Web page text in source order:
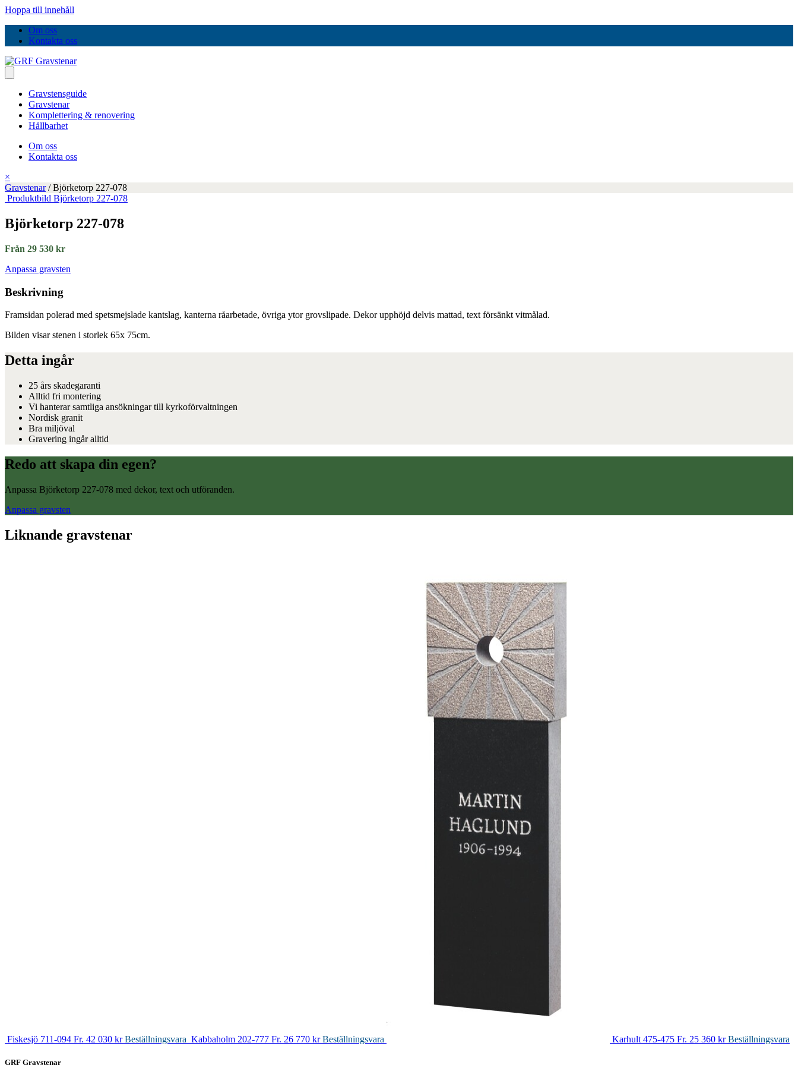
Hoppa till innehåll
Om oss
Kontakta oss
Gravstensguide
Gravstenar
Komplettering & renovering
Hållbarhet
Om oss
Kontakta oss
×
Gravstenar/Björketorp 227-078
Produktbild Björketorp 227-078
Björketorp 227-078
Från 29 530 kr
Anpassa gravsten
Beskrivning
Framsidan polerad med spetsmejslade kantslag, kanterna råarbetade, övriga ytor grovslipade. Dekor upphöjd delvis mattad, text försänkt vitmålad.
Bilden visar stenen i storlek 65x 75cm.
Detta ingår
25 års skadegaranti
Alltid fri montering
Vi hanterar samtliga ansökningar till kyrkoförvaltningen
Nordisk granit
Bra miljöval
Gravering ingår alltid
Redo att skapa din egen?
Anpassa Björketorp 227-078 med dekor, text och utföranden.
Anpassa gravsten
Liknande gravstenar
Fiskesjö 711-094 Fr. 42 030 kr Beställningsvara Kabbaholm 202-777 Fr. 26 770 kr Beställningsvara Karhult 475-475 Fr. 25 360 kr Beställningsvara
GRF Gravstenar